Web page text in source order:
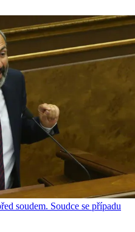
soudem. Soudce se případu